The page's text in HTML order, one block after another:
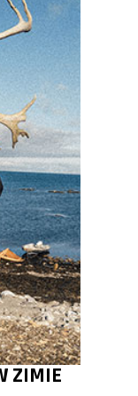
ZIMIE